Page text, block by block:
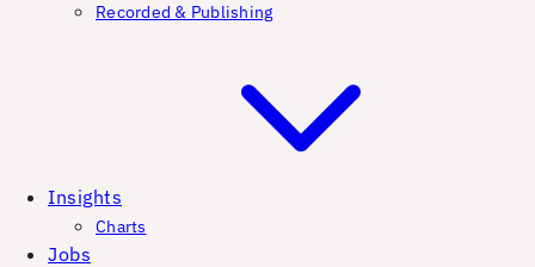
Recorded & Publishing
Insights
Charts
Jobs